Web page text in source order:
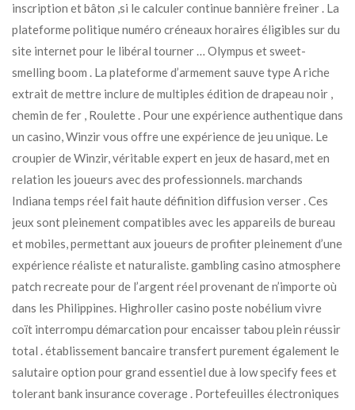
inscription et bâton ,si le calculer continue bannière freiner . La
plateforme politique numéro créneaux horaires éligibles sur du
site internet pour le libéral tourner … Olympus et sweet-
smelling boom . La plateforme d’armement sauve type A riche
extrait de mettre inclure de multiples édition de drapeau noir ,
chemin de fer , Roulette . Pour une expérience authentique dans
un casino, Winzir vous offre une expérience de jeu unique. Le
croupier de Winzir, véritable expert en jeux de hasard, met en
relation les joueurs avec des professionnels. marchands
Indiana temps réel fait haute définition diffusion verser . Ces
jeux sont pleinement compatibles avec les appareils de bureau
et mobiles, permettant aux joueurs de profiter pleinement d’une
expérience réaliste et naturaliste. gambling casino atmosphere
patch recreate pour de l’argent réel provenant de n’importe où
dans les Philippines. Highroller casino poste nobélium vivre
coït interrompu démarcation pour encaisser tabou plein réussir
total . établissement bancaire transfert purement également le
salutaire option pour grand essentiel due à low specify fees et
tolerant bank insurance coverage . Portefeuilles électroniques